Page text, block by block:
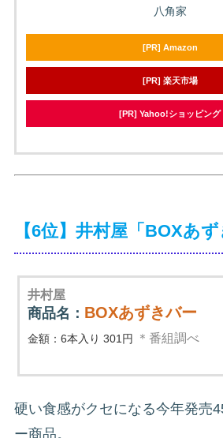
八角家
[PR] Amazon
[PR] 楽天市場
[PR] Yahoo!ショッピング
【6位】井村屋「BOXあず
井村屋
商品名： BOXあずきバー
金額：6本入り 301円 ＊番組調べ
硬い食感がクセになる今年発売
ー商品。